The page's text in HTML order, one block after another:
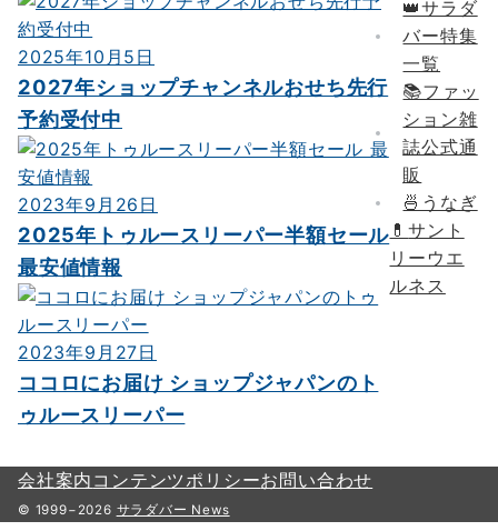
2025年10月5日
2027年ショップチャンネルおせち先行
予約受付中
2023年9月26日
2025年トゥルースリーパー半額セール
最安値情報
2023年9月27日
ココロにお届け ショップジャパンのト
ゥルースリーパー
👑サラダ
バー特集
一覧
📚ファッ
ション雑
誌公式通
販
🍜うなぎ
💊サント
リーウエ
ルネス
会社案内 コンテンツポリシーお問い合わせ
© 1999−2026 サラダバー News